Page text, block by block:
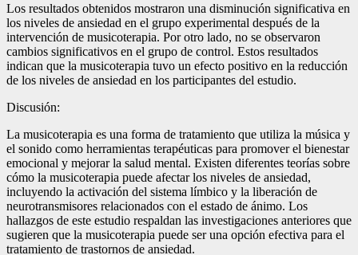
Los resultados obtenidos mostraron una disminución significativa en
los niveles de ansiedad en el grupo experimental después de la
intervención de musicoterapia. Por otro lado, no se observaron
cambios significativos en el grupo de control. Estos resultados
indican que la musicoterapia tuvo un efecto positivo en la reducción
de los niveles de ansiedad en los participantes del estudio.
Discusión:
La musicoterapia es una forma de tratamiento que utiliza la música y
el sonido como herramientas terapéuticas para promover el bienestar
emocional y mejorar la salud mental. Existen diferentes teorías sobre
cómo la musicoterapia puede afectar los niveles de ansiedad,
incluyendo la activación del sistema límbico y la liberación de
neurotransmisores relacionados con el estado de ánimo. Los
hallazgos de este estudio respaldan las investigaciones anteriores que
sugieren que la musicoterapia puede ser una opción efectiva para el
tratamiento de trastornos de ansiedad.